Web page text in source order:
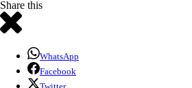
Share this
WhatsApp
Facebook